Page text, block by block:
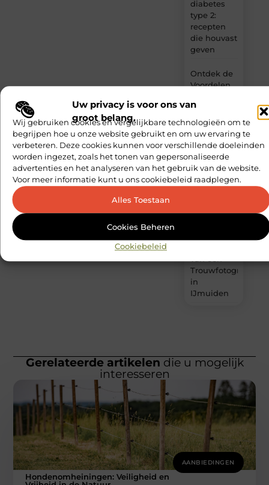
Uw privacy is voor ons van
groot belang.
Wij gebruiken cookies en vergelijkbare technologieën om te
begrijpen hoe u onze website gebruikt en om uw ervaring te
verbeteren. Deze cookies kunnen voor verschillende doeleinden
worden ingezet, zoals het tonen van gepersonaliseerde
advertenties en het analyseren van het gebruik van de website.
Voor meer informatie kunt u ons cookiebeleid raadplegen.
Alles Toestaan
Cookies Beheren
Cookiebeleid
diabetes
type 2:
recepten
die houvast
geven
Ontdek de
Voordelen
Verpleeghuis
in
Purmerend
Hoe zorg je
voor
consistente
content
van een
Trouwfotograaf
in
IJmuiden
Gerelateerde artikelen die u mogelijk
interesseren
AANBIEDINGEN
Hondenomheiningen: Veiligheid en